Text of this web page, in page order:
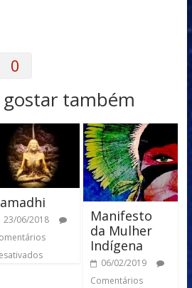
0
também
23/06/2018
Manifesto
da Mulher
Indígena
06/02/2019
Comentários